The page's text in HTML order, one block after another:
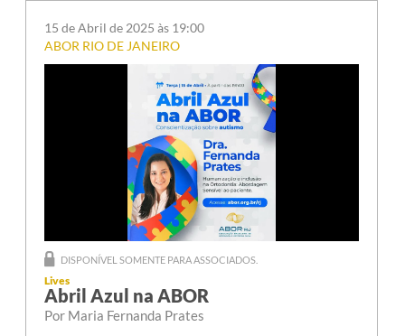
15 de Abril de 2025 às 19:00
ABOR RIO DE JANEIRO
DISPONÍVEL SOMENTE PARA ASSOCIADOS.
Lives
Abril Azul na ABOR
Por Maria Fernanda Prates